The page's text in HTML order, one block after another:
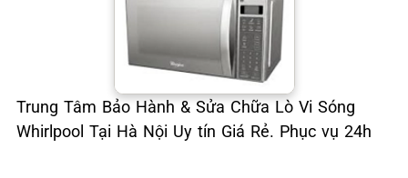
Trung Tâm Bảo Hành & Sửa Chữa Lò Vi Sóng
Whirlpool Tại Hà Nội Uy tín Giá Rẻ. Phục vụ 24h